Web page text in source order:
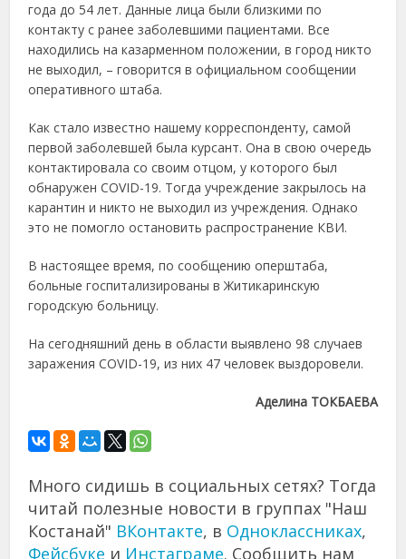
года до 54 лет. Данные лица были близкими по
контакту с ранее заболевшими пациентами. Все
находились на казарменном положении, в город никто
не выходил, – говорится в официальном сообщении
оперативного штаба.
Как стало известно нашему корреспонденту, самой
первой заболевшей была курсант. Она в свою очередь
контактировала со своим отцом, у которого был
обнаружен COVID-19. Тогда учреждение закрылось на
карантин и никто не выходил из учреждения. Однако
это не помогло остановить распространение КВИ.
В настоящее время, по сообщению оперштаба,
больные госпитализированы в Житикаринскую
городскую больницу.
На сегодняшний день в области выявлено 98 случаев
заражения COVID-19, из них 47 человек выздоровели.
Аделина ТОКБАЕВА
Много сидишь в социальных сетях? Тогда
читай полезные новости в группах "Наш
Костанай" ВКонтакте, в Одноклассниках,
Фейсбуке и Инстаграме. Сообщить нам